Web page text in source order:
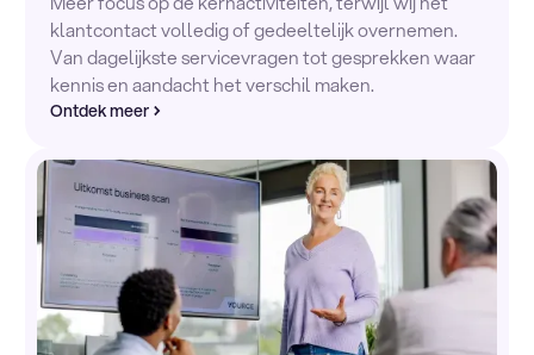
klantcontact volledig of gedeeltelijk overnemen.
Van dagelijkste servicevragen tot gesprekken waar
kennis en aandacht het verschil maken.
Ontdek meer